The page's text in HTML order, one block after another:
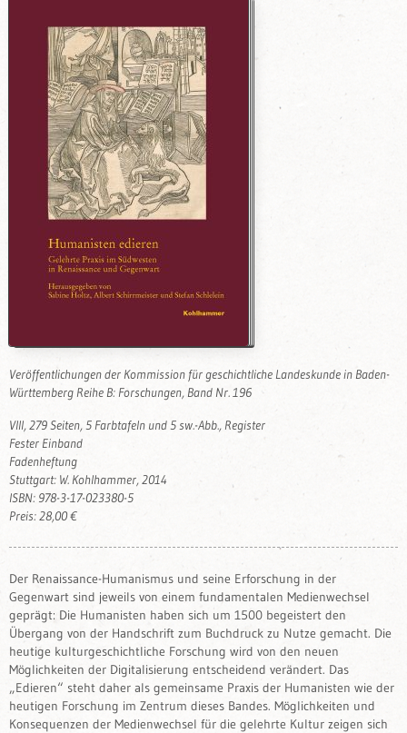
Veröffentlichungen der Kommission für geschichtliche Landeskunde in Baden-
Württemberg Reihe B: Forschungen, Band Nr. 196
VIII, 279 Seiten, 5 Farbtafeln und 5 sw.-Abb., Register
Fester Einband
Fadenheftung
Stuttgart: W. Kohlhammer, 2014
ISBN: 978-3-17-023380-5
Preis: 28,00 €
Der Renaissance-Humanismus und seine Erforschung in der
Gegenwart sind jeweils von einem fundamentalen Medienwechsel
geprägt: Die Humanisten haben sich um 1500 begeistert den
Übergang von der Handschrift zum Buchdruck zu Nutze gemacht. Die
heutige kulturgeschichtliche Forschung wird von den neuen
Möglichkeiten der Digitalisierung entscheidend verändert. Das
„Edieren“ steht daher als gemeinsame Praxis der Humanisten wie der
heutigen Forschung im Zentrum dieses Bandes. Möglichkeiten und
Konsequenzen der Medienwechsel für die gelehrte Kultur zeigen sich